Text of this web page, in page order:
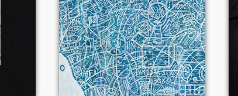
(Extented
Version)
Voir le single